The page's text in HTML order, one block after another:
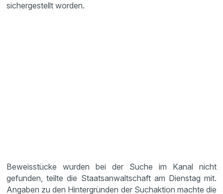
sichergestellt worden.
Beweisstücke wurden bei der Suche im Kanal nicht
gefunden, teilte die Staatsanwaltschaft am Dienstag mit.
Angaben zu den Hintergründen der Suchaktion machte die